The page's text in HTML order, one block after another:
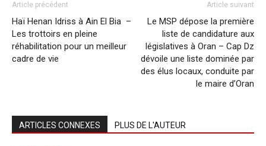
Article précédent
Haï Henan Idriss à Ain El Bia –
Les trottoirs en pleine
réhabilitation pour un meilleur
cadre de vie
Article suivant
Le MSP dépose la première
liste de candidature aux
législatives à Oran – Cap Dz
dévoile une liste dominée par
des élus locaux, conduite par
le maire d’Oran
ARTICLES CONNEXES PLUS DE L'AUTEUR